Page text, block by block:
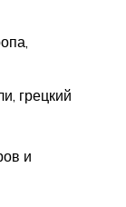
грецкий
и